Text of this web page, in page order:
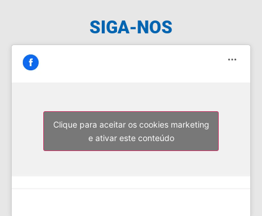
SIGA-NOS
Clique para aceitar os cookies marketing
e ativar este conteúdo